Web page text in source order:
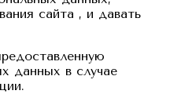
сайта , и давать
данных в случае